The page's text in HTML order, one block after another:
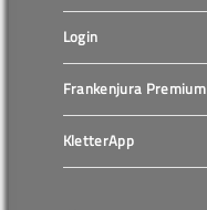
Login
Frankenjura Premium
KletterApp